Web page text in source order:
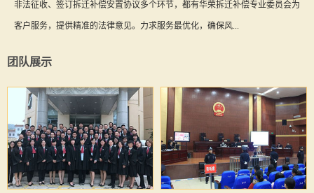
非法征收、签订拆迁补偿安置协议多个环节，都有华荣拆迁补偿专业委员会为
客户服务，提供精准的法律意见。力求服务最优化，确保风...
团队展示